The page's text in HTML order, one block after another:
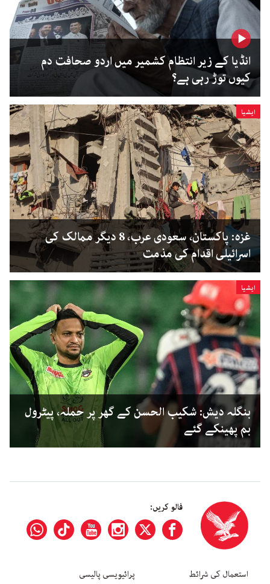
انڈیا کے زیر انتظام کشمیر میں اردو صحافت دم
کیوں توڑ رہی ہے؟
ایشیا
غزہ: پاکستان، سعودی عرب، 8 دیگر ممالک کی
اسرائیلی اقدام کی مذمت
ایشیا
بنگلہ دیش: شکیب الحسن کے گھر پر حملہ، پیٹرول
بم پھینکے گئے
فالو کریں:
استعمال کی شرائط پرائیویسی پالیسی